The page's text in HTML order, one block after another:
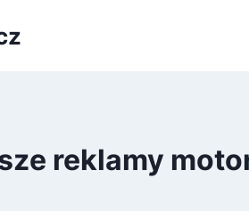
reklamy